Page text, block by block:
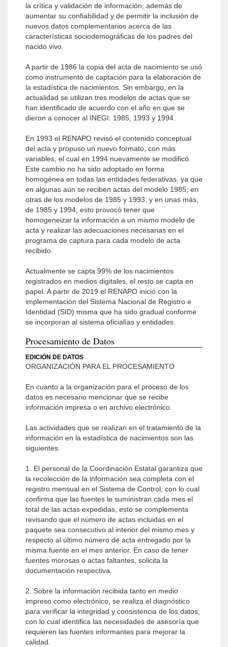
la crítica y validación de información; además de
aumentar su confiabilidad y de permitir la inclusión de
nuevos datos complementarios acerca de las
características sociodemográficas de los padres del
nacido vivo.
A partir de 1986 la copia del acta de nacimiento se usó
como instrumento de captación para la elaboración de
la estadística de nacimientos. Sin embargo, en la
actualidad se utilizan tres modelos de actas que se
han identificado de acuerdo con el año en que se
dieron a conocer al INEGI: 1985, 1993 y 1994.
En 1993 el RENAPO revisó el contenido conceptual
del acta y propuso un nuevo formato, con más
variables, el cual en 1994 nuevamente se modificó.
Este cambio no ha sido adoptado en forma
homogénea en todas las entidades federativas, ya que
en algunas aún se reciben actas del modelo 1985; en
otras de los modelos de 1985 y 1993, y en unas más,
de 1985 y 1994, esto provocó tener que
homogeneizar la información a un mismo modelo de
acta y realizar las adecuaciones necesarias en el
programa de captura para cada modelo de acta
recibido.
Actualmente se capta 99% de los nacimientos
registrados en medios digitales, el resto se capta en
papel. A partir de 2019 el RENAPO inició con la
implementación del Sistema Nacional de Registro e
Identidad (SID) misma que ha sido gradual conforme
se incorporan al sistema oficialías y entidades.
Procesamiento de Datos
EDICIÓN DE DATOS
ORGANIZACIÓN PARA EL PROCESAMIENTO
En cuanto a la organización para el proceso de los
datos es necesario mencionar que se recibe
información impresa o en archivo electrónico.
Las actividades que se realizan en el tratamiento de la
información en la estadística de nacimientos son las
siguientes:
1. El personal de la Coordinación Estatal garantiza que
la recolección de la información sea completa con el
registro mensual en el Sistema de Control, con lo cual
confirma que las fuentes le suministran cada mes el
total de las actas expedidas, esto se complementa
revisando que el número de actas incluidas en el
paquete sea consecutivo al interior del mismo mes y
respecto al último número de acta entregado por la
misma fuente en el mes anterior. En caso de tener
fuentes morosas o actas faltantes, solicita la
documentación respectiva.
2. Sobre la información recibida tanto en medio
impreso como electrónico, se realiza el diagnóstico
para verificar la integridad y consistencia de los datos;
con lo cual identifica las necesidades de asesoría que
requieren las fuentes informantes para mejorar la
calidad.